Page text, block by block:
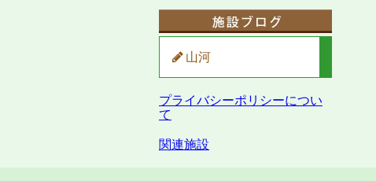
山河
プライバシーポリシーについ
て
関連施設